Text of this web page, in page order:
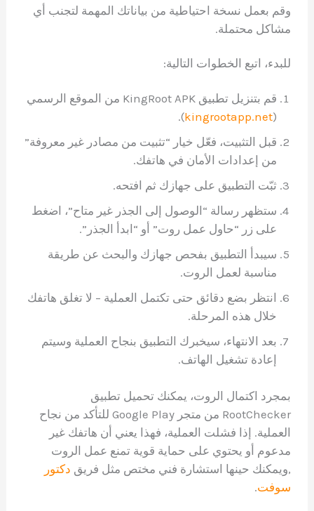
وقم بعمل نسخة احتياطية من بياناتك المهمة لتجنب أي
مشاكل محتملة.
للبدء، اتبع الخطوات التالية:
قم بتنزيل تطبيق KingRoot APK من الموقع الرسمي
(
kingrootapp.net
).
قبل التثبيت، فعّل خيار “تثبيت من مصادر غير معروفة”
من إعدادات الأمان في هاتفك.
ثبّت التطبيق على جهازك ثم افتحه.
ستظهر رسالة “الوصول إلى الجذر غير متاح”، اضغط
على زر “حاول عمل روت” أو “ابدأ الجذر”.
سيبدأ التطبيق بفحص جهازك والبحث عن طريقة
مناسبة لعمل الروت.
انتظر بضع دقائق حتى تكتمل العملية – لا تغلق هاتفك
خلال هذه المرحلة.
بعد الانتهاء، سيخبرك التطبيق بنجاح العملية وسيتم
إعادة تشغيل الهاتف.
بمجرد اكتمال الروت، يمكنك تحميل تطبيق
RootChecker من متجر Google Play للتأكد من نجاح
العملية. إذا فشلت العملية، فهذا يعني أن هاتفك غير
مدعوم أو يحتوي على حماية قوية تمنع عمل الروت
,ويمكنك حينها استشارة فني مختص مثل فريق دكتور
سوفت.